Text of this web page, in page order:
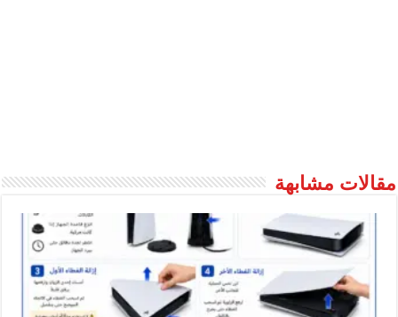
مقالات مشابهة